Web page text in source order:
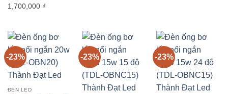
Giá
2,210,000 ₫.
1,700,000 ₫Giá
là:
1,700,000 ₫.
320,000 ₫.
400,000 ₫.
-23%
ĐÈN LED
-23% -23%